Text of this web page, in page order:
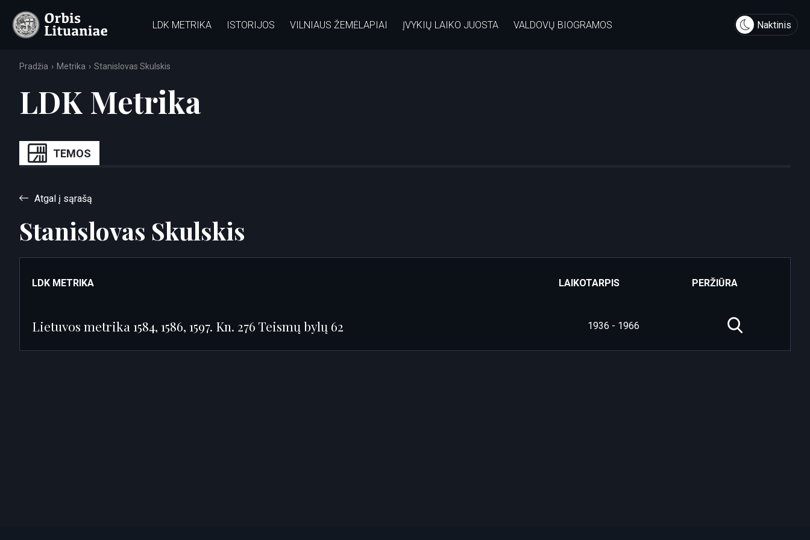
LDK METRIKA ISTORIJOS VILNIAUS ŽEMĖLAPIAI ĮVYKIŲ LAIKO JUOSTA VALDOVŲ BIOGRAMOS Naktinis
Pradžia Metrika Stanislovas Skulskis
LDK Metrika
TEMOS
Atgal į sąrašą
Stanislovas Skulskis
LDK METRIKA LAIKOTARPIS PERŽIŪRA
Lietuvos metrika 1584, 1586, 1597. Kn. 276 Teismų bylų 62 1936 - 1966